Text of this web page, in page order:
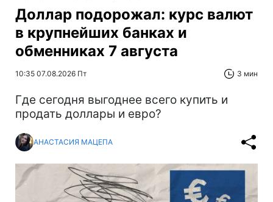
Доллар подорожал: курс валют
в крупнейших банках и
обменниках 7 августа
10:35 07.08.2026 Пт 3 мин
Где сегодня выгоднее всего купить и
продать доллары и евро?
АНАСТАСИЯ МАЦЕПА